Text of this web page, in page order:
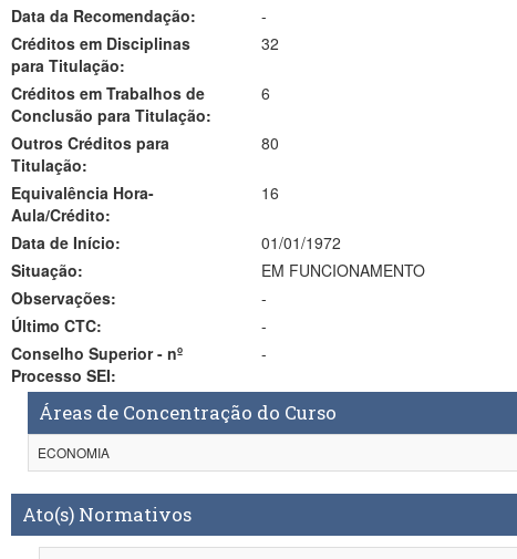
Data da Recomendação:
-
Créditos em Disciplinas
para Titulação:
32
Créditos em Trabalhos de
Conclusão para Titulação:
6
Outros Créditos para
Titulação:
80
Equivalência Hora-
Aula/Crédito:
16
Data de Início:
01/01/1972
Situação:
EM FUNCIONAMENTO
Observações:
-
Último CTC:
-
Conselho Superior - nº
Processo SEI:
-
Áreas de Concentração do Curso
ECONOMIA
Ato(s) Normativos